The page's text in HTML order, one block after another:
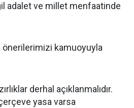
adalet ve millet menfaatinde
kamuoyuyla
derhal açıklanmalıdır.
yasa varsa